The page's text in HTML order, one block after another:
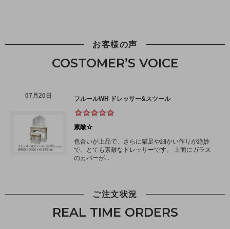
お客様の声
COSTOMER’S VOICE
ご注文状況
REAL TIME ORDERS